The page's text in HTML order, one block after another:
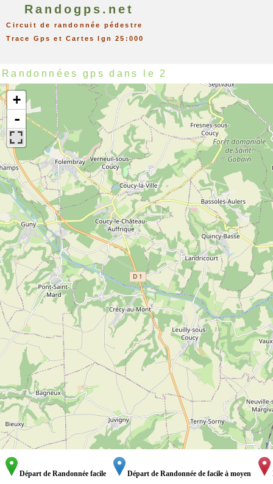
Randogps.net
Circuit de randonnée pédestre
Trace Gps et Cartes Ign 25:000
Randonnées gps dans le 2
+
-
Départ de Randonnée facile Départ de Randonnée de facile à moyen